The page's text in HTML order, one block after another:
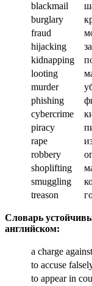
blackmail
burglary
fraud
hijacking
kidnapping
looting
murder
phishing
cybercrime
piracy
rape
robbery
shoplifting
smuggling
treason
Словарь
английском:
a charge against
to accuse
to appear in